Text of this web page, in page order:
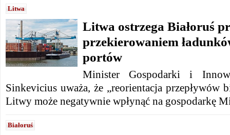
Litwa
Litwa ostrzega Białoruś
przekierowaniem
portów
Minister Gospodarki i
Sinkevicius uważa, że ​​„reorientacja przepływów
Litwy może negatywnie wpłynąć na gospodarkę
Białoruś